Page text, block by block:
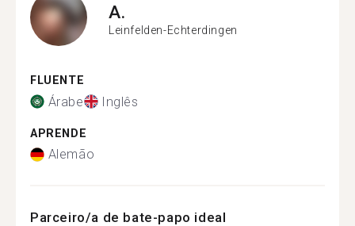
A.
Leinfelden-Echterdingen
FLUENTE
Árabe Inglês
APRENDE
Alemão
Parceiro/a de bate-papo ideal